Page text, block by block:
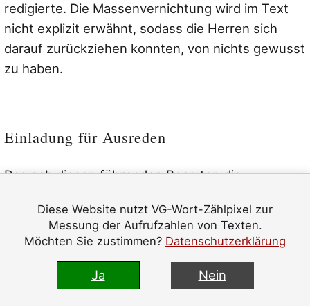
redigierte. Die Massenvernichtung wird im Text
nicht explizit erwähnt, sodass die Herren sich
darauf zurückziehen konnten, von nichts gewusst
zu haben.
Einladung für Ausreden
Das gab diesen führenden Beamten die
die Buchstaben des Protokolls zu pochen und zu
sagen: Nun spielt aber auch schön mit, Leute. Es
erheben, alles ist in bester Ordnung, wir bringen
Diese Website nutzt VG-Wort-Zählpixel zur
Messung der Aufrufzahlen von Texten.
Möchten Sie zustimmen? Datenschutzerklärung
Ja Nein